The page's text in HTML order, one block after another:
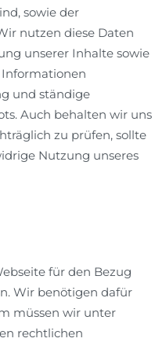
sowie der
nutzen diese Daten
unserer Inhalte sowie
Informationen
und ständige
Auch behalten wir uns
zu prüfen, sollte
Nutzung unseres
für den Bezug
Wir benötigen dafür
müssen wir unter
rechtlichen